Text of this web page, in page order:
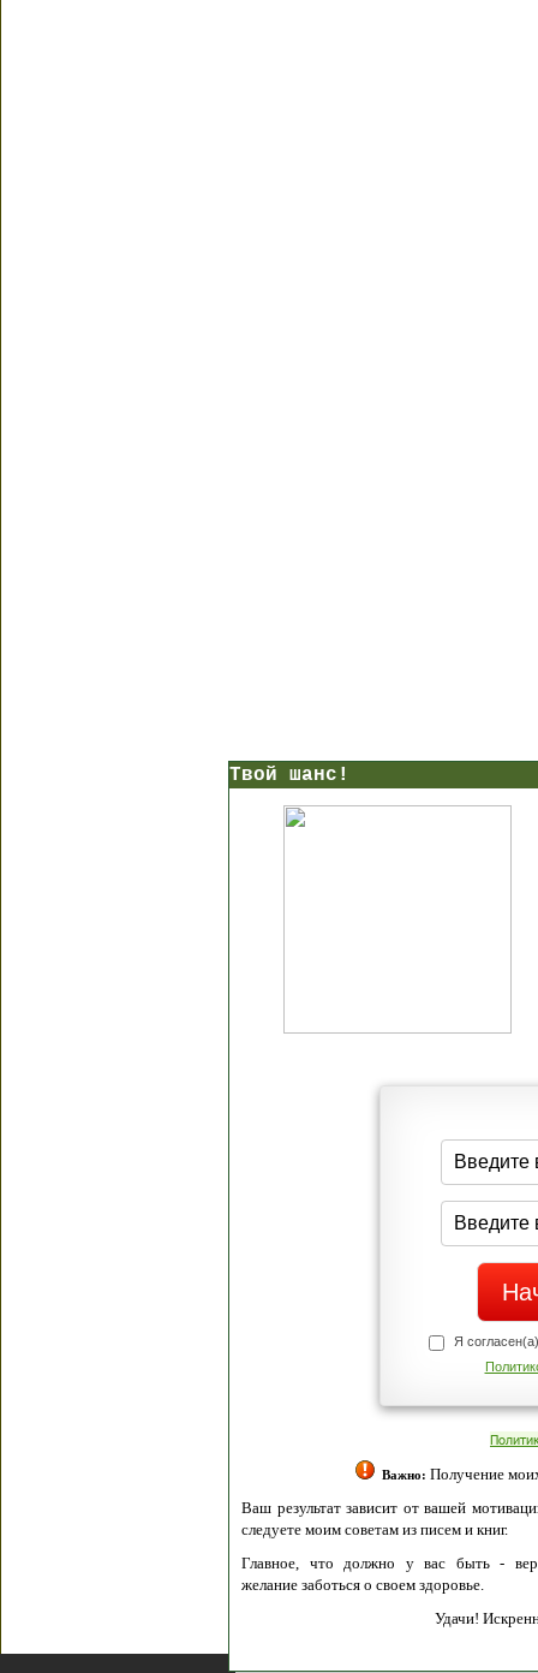
Твой шанс!
Я
Важно: Получение
Ваш результат зависит от вашей
следуете моим советам из писем и книг.
Главное, что должно у вас быть -
желание заботься о своем здоровье.
Удачи!